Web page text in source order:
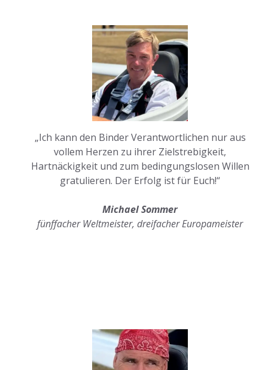
„Ich kann den Binder Verantwortlichen nur aus
vollem Herzen zu ihrer Zielstrebigkeit,
Hartnäckigkeit und zum bedingungslosen Willen
gratulieren. Der Erfolg ist für Euch!“
Michael Sommer
fünffacher Weltmeister, dreifacher Europameister